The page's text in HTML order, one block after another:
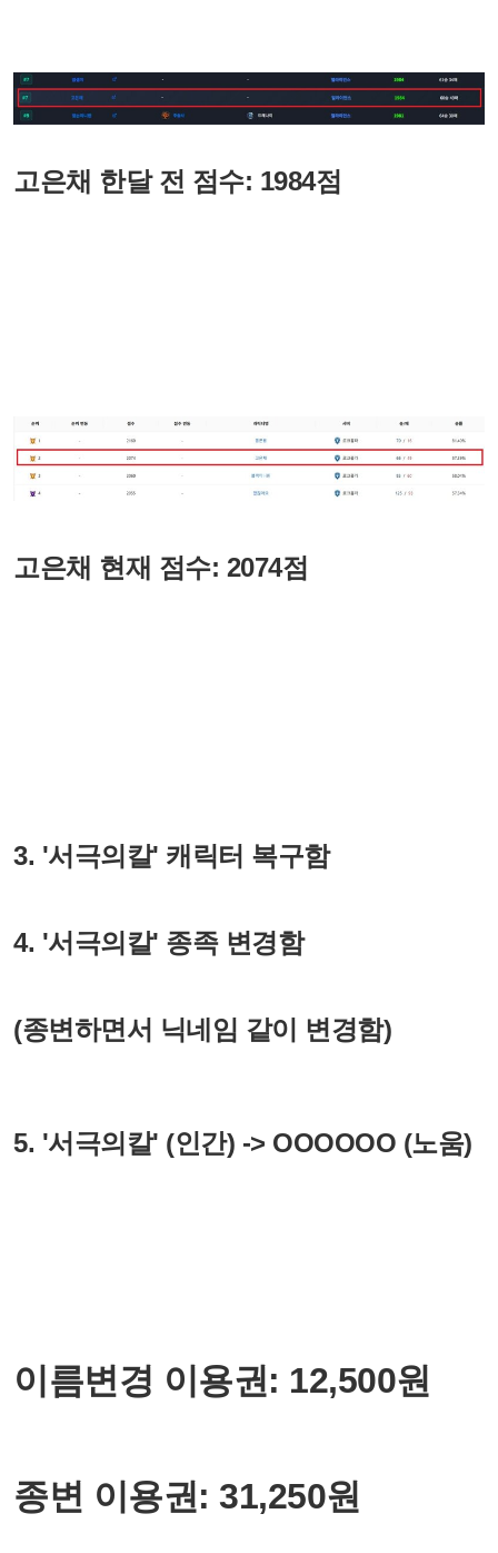
고은채 한달 전 점수: 1984점
고은채 현재 점수: 2074점
3. '서극의칼' 캐릭터 복구함
4. '서극의칼' 종족 변경함
(종변하면서 닉네임 같이 변경함)
5. '서극의칼' (인간) -> OOOOOO (노움)
이름변경 이용권: 12,500원
종변 이용권: 31,250원